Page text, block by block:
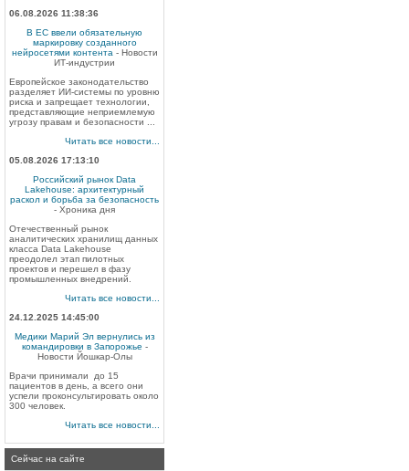
06.08.2026 11:38:36
В ЕС ввели обязательную
маркировку созданного
нейросетями контента - Новости
ИТ-индустрии
Европейское законодательство
разделяет ИИ-системы по уровню
риска и запрещает технологии,
представляющие неприемлемую
угрозу правам и безопасности ...
Читать все новости...
05.08.2026 17:13:10
Российский рынок Data
Lakehouse: архитектурный
раскол и борьба за безопасность
- Хроника дня
Отечественный рынок
аналитических хранилищ данных
класса Data Lakehouse
преодолел этап пилотных
проектов и перешел в фазу
промышленных внедрений.
Читать все новости...
24.12.2025 14:45:00
Медики Марий Эл вернулись из
командировки в Запорожье -
Новости Йошкар-Олы
Врачи принимали до 15
пациентов в день, а всего они
успели проконсультировать около
300 человек.
Читать все новости...
Сейчас на сайте